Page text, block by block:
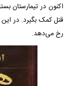
اکنون در تیمارستان
قتل کمک بگیرد. در
رخ می‌دهد.